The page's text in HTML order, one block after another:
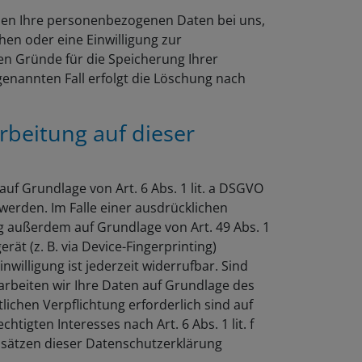
Ihre personenbezogenen Daten bei uns,
oder eine Einwilligung zur
Gründe für die Speicherung Ihrer
Fall erfolgt die Löschung nach
auf dieser
Grundlage von Art. 6 Abs. 1 lit. a DSGVO
Im Falle einer ausdrücklichen
auf Grundlage von Art. 49 Abs. 1
(z. B. via Device-Fingerprinting)
ist jederzeit widerrufbar. Sind
wir Ihre Daten auf Grundlage des
Verpflichtung erforderlich sind auf
Interesses nach Art. 6 Abs. 1 lit. f
dieser Datenschutzerklärung